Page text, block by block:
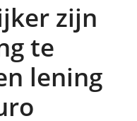
zijn
te
lening